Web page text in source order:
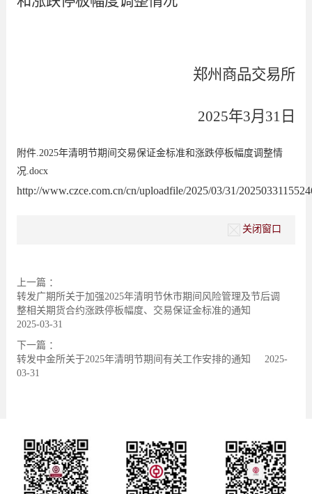
郑州商品交易所
2025年3月 31 日
附件.2025年清明节期间交易保证金标准和涨跌停板幅度调整情
况.docx
http://www.czce.com.cn/cn/uploadfile/2025/03/31/
关闭窗口
上一篇 ：
转发广期所关于加强2025年清明节休市期间风险管理及节后调
整相关期货合约涨跌停板幅度、交易保证金标准的通知
2025-03-31
下一篇 ：
转发中金所关于2025年清明节期间有关工作安排的通知
2025-
03-31